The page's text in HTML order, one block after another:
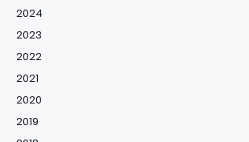
2024
2023
2022
2021
2020
2019